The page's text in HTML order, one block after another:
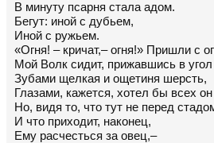
В минуту псарня стала адом.
Бегут: иной с дубьем,
Иной с ружьем.
«Огня! – кричат,– огня!» Пришли с
Мой Волк сидит, прижавшись в
Зубами щелкая и ощетиня шерсть,
Глазами, кажется, хотел бы всех
Но, видя то, что тут не перед
И что приходит, наконец,
Ему расчесться за овец,–